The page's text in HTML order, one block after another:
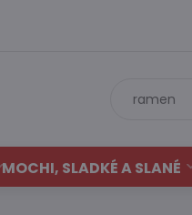
MOCHI, SLADKÉ A SLANÉ